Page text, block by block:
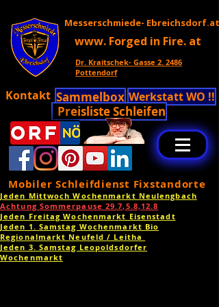
Messerschmiede- Ebreichsdorf.at
www. Forged in Fire. at
Dr. Kraitschek- Gasse 2. 2486
Pottendorf
Kontakt Sammelbox Werkstatt WO !!
Preisliste Schleifen
Mobiler Schleifdienst Fixstandorte
Jeden Mittwoch Wochenmarkt Neulengbach
Achtung Sommerpause 29.7,5.8,12.8
Jeden Freitag Wochenmarkt Eisenstadt
Jeden 1. Samstag Wochenmarkt Bio
Regionalmarkt Neufeld / Leitha
Jeden 3. Samstag Leopoldsdorfer
Wochenmarkt